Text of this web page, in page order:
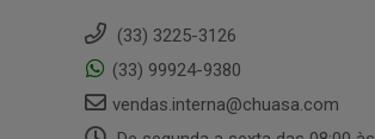
(33) 3225-3126
(33) 99924-9380
vendas.interna@chuasa.com